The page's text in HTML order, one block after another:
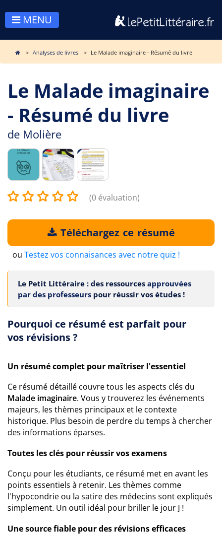
MENU
Analyses de livres Le Malade imaginaire - Résumé du livre
Le Malade imaginaire
- Résumé du livre
de Molière
(0 évaluation)
Téléchargez ce résumé
ou Testez vos connaisances avec notre quiz !
Le Petit Littéraire : des ressources approuvées
par des professeurs pour réussir vos études !
Pourquoi ce résumé est parfait pour
vos révisions ?
Un résumé complet pour maîtriser l'essentiel
Ce résumé détaillé couvre tous les aspects clés du
Malade imaginaire. Vous y trouverez les événements
majeurs, les thèmes principaux et le contexte
historique. Plus besoin de perdre du temps à chercher
des informations éparses.
Toutes les clés pour réussir vos examens
Conçu pour les étudiants, ce résumé met en avant les
points essentiels à retenir. Les thèmes comme
l'hypocondrie ou la satire des médecins sont expliqués
simplement. Un outil idéal pour briller le jour J !
Une source fiable pour des révisions efficaces